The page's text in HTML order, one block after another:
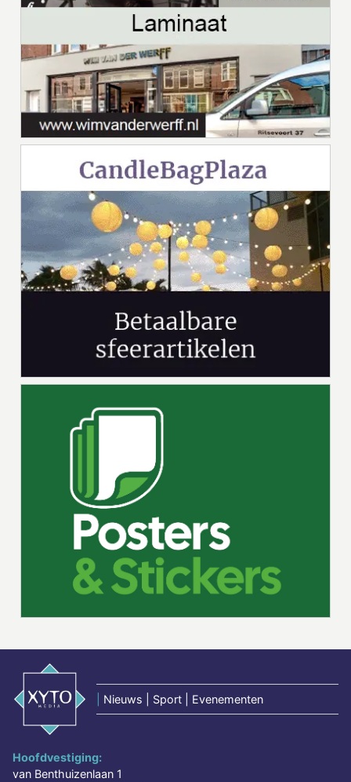
Nieuws | Sport | Evenementen
Hoofdvestiging:
van Benthuizenlaan 1